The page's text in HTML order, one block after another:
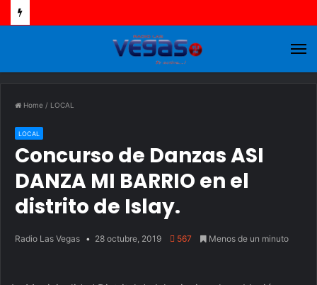
Home / LOCAL
LOCAL
Concurso de Danzas ASI
DANZA MI BARRIO en el
distrito de Islay.
Radio Las Vegas 28 octubre, 2019 567 Menos de un minuto